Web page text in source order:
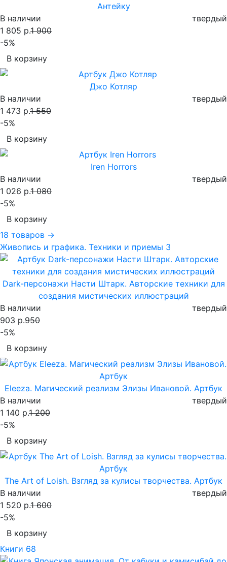
Антейку
В наличии
твердый
1 805 р.1 900
-5%
В корзину
Джо Котляр
В наличии
твердый
1 473 р.1 550
-5%
В корзину
Iren Horrors
В наличии
твердый
1 026 р.1 080
-5%
В корзину
18 товаров →
Живопись и графика. Техники и приемы 3
Dark-персонажи Насти Штарк. Авторские техники для
создания мистических иллюстраций
В наличии
твердый
903 р.950
-5%
В корзину
Eleeza. Магический реализм Элизы Ивановой. Артбук
В наличии
твердый
1 140 р.1 200
-5%
В корзину
The Art of Loish. Взгляд за кулисы творчества. Артбук
В наличии
твердый
1 520 р.1 600
-5%
В корзину
Книги 68